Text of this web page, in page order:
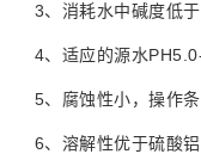
3、消耗水中碱度低
4、适应的源水
5、腐蚀性小，操作条
6、溶解性优于硫酸铝